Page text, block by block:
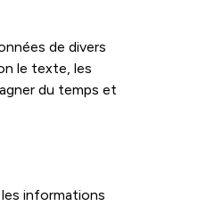
de divers
le texte, les
du temps et
informations